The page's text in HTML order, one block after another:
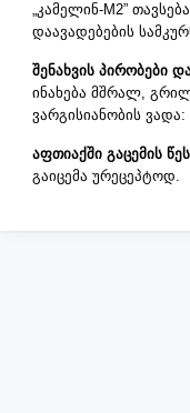
„კამელინ-M2”
დაავადებების
შენახვის პირობები
ინახება მშრალ,
ვარგისიანობის
აფთიაქში გაცემის
გაიცემა ურეცეპტოდ.